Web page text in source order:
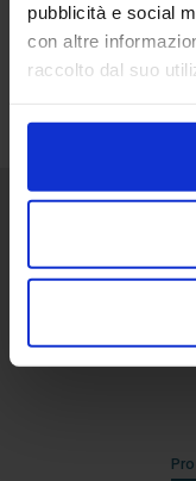
pubblicità e social
con altre
raccolto dal suo